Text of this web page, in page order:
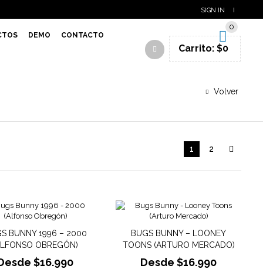
SIGN IN
DEMO CONTACTO
0
Carrito: $0
Volver
1 2
BUNNY 1996 – 2000
OBREGÓN)
$16.990
BUGS BUNNY – LOONEY
TOONS (ARTURO MERCADO)
Desde$16.990